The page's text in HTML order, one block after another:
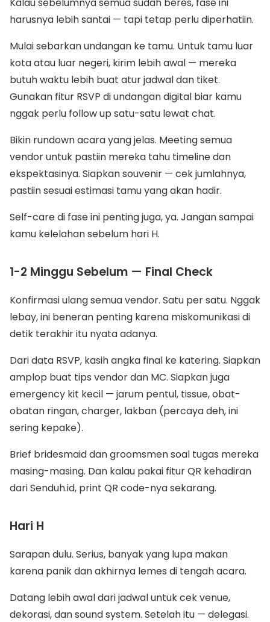
harusnya lebih santai — tapi tetap perlu diperhatiin.
Mulai sebarkan undangan ke tamu. Untuk tamu luar
kota atau luar negeri, kirim lebih awal — mereka
butuh waktu lebih buat atur jadwal dan tiket.
Gunakan fitur RSVP di undangan digital biar kamu
nggak perlu follow up satu-satu lewat chat.
Bikin rundown acara yang jelas. Meeting semua
vendor untuk pastiin mereka tahu timeline dan
ekspektasinya. Siapkan souvenir — cek jumlahnya,
pastiin sesuai estimasi tamu yang akan hadir.
Self-care di fase ini penting juga, ya. Jangan sampai
kamu kelelahan sebelum hari H.
1-2 Minggu Sebelum — Final Check
Konfirmasi ulang semua vendor. Satu per satu. Nggak
lebay, ini beneran penting karena miskomunikasi di
detik terakhir itu nyata adanya.
Dari data RSVP, kasih angka final ke katering. Siapkan
amplop buat tips vendor dan MC. Siapkan juga
emergency kit kecil — jarum pentul, tissue, obat-
obatan ringan, charger, lakban (percaya deh, ini
sering kepake).
Brief bridesmaid dan groomsmen soal tugas mereka
masing-masing. Dan kalau pakai fitur QR kehadiran
dari Senduh.id, print QR code-nya sekarang.
Hari H
Sarapan dulu. Serius, banyak yang lupa makan
karena panik dan akhirnya lemes di tengah acara.
Datang lebih awal dari jadwal untuk cek venue,
dekorasi, dan sound system. Setelah itu — delegasi.